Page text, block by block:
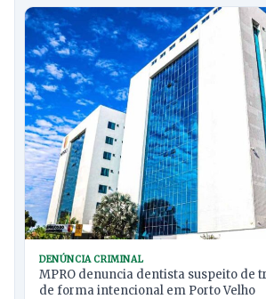
DENÚNCIA CRIMINAL
MPRO denuncia dentista suspeito de
de forma intencional em Porto Velho